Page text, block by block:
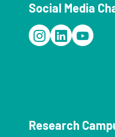
Social Media
Research